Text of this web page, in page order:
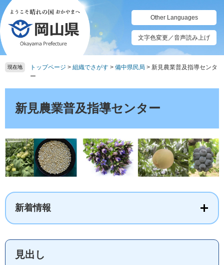
ペ
ー
ジ
の
先
頭
メ
ニ
ュ
ー
を
飛
て
Other Languages
文字色変更／音声読み上げ
現在地 トップページ > 組織でさがす > 備中県民局 > 新見農業普及指導センタ
ー
新見農業普及指導センター
新着情報
見出し